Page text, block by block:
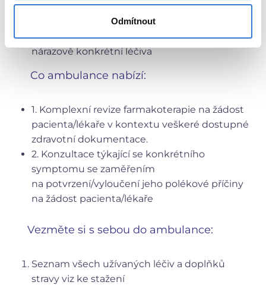
Odmítnout
tento problém stihl řešit s předepisujícím
lékařem či nikoliv
Těhotné a kojící ženy, užívající trvale či
nárazově konkrétní léčiva
Co ambulance nabízí:
1. Komplexní revize farmakoterapie na žádost
pacienta/lékaře v kontextu veškeré dostupné
zdravotní dokumentace.
2. Konzultace týkající se konkrétního
symptomu se zaměřením
na potvrzení/vyloučení jeho polékové příčiny
na žádost pacienta/lékaře
Vezměte si s sebou do ambulance:
Seznam všech užívaných léčiv a doplňků
stravy viz ke stažení